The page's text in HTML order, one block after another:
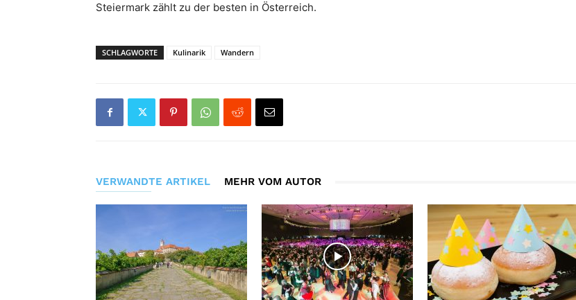
Steiermark zählt zu der besten in Österreich.
SCHLAGWORTE Kulinarik Wandern
VERWANDTE ARTIKEL MEHR VOM AUTOR